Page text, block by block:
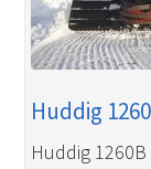
Huddig
Huddig